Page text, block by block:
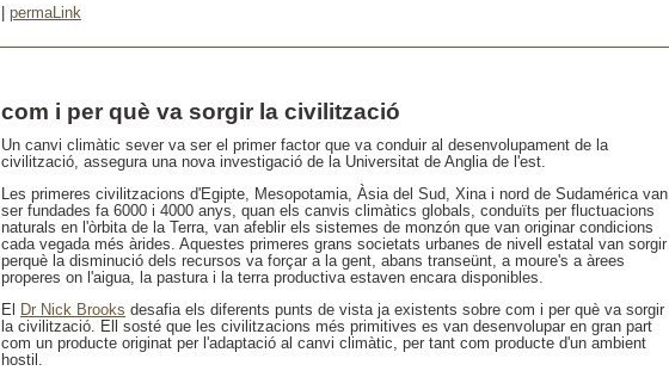
permaLink
com i per què va sorgir la civilització
Un canvi climàtic sever va ser el primer factor que va conduir al desenvolupament de la
civilització, assegura una nova investigació de la Universitat de Anglia de l'est.
Les primeres civilitzacions d'Egipte, Mesopotamia, Àsia del Sud, Xina i nord de Sudamérica van
ser fundades fa 6000 i 4000 anys, quan els canvis climàtics globals, conduïts per fluctuacions
naturals en l'òrbita de la Terra, van afeblir els sistemes de monzón que van originar condicions
cada vegada més àrides. Aquestes primeres grans societats urbanes de nivell estatal van sorgir
perquè la disminució dels recursos va forçar a la gent, abans transeünt, a moure's a àrees
properes on l'aigua, la pastura i la terra productiva estaven encara disponibles.
El
Dr Nick Brooks desafia els diferents punts de vista ja existents sobre com i per què va sorgir
la civilització. Ell sosté que les civilitzacions més primitives es van desenvolupar en gran part
com un producte originat per l'adaptació al canvi climàtic, per tant com producte d'un ambient
hostil.